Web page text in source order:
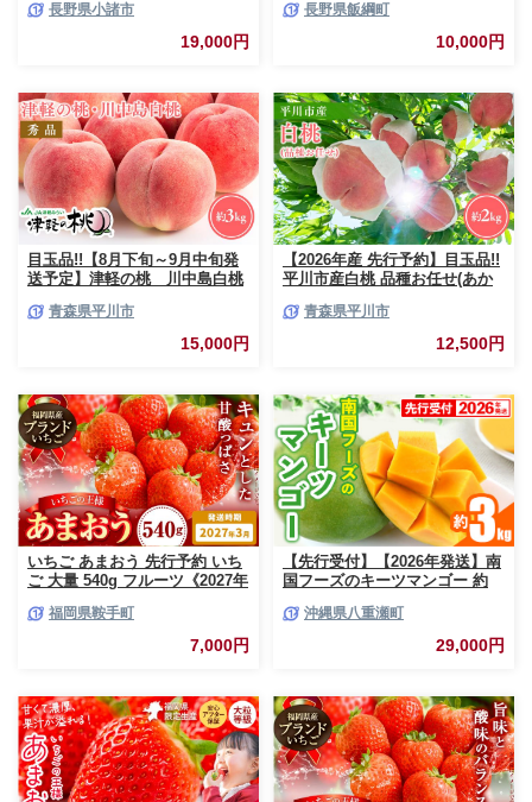
フルーツ 果物 甘い おいしい 林
長野県小諸市
19,000円
頃から2026年10月上旬頃まで順
次発送予定 令和8年度出荷分 長
長野県飯綱町
10,000円
目玉品!!【8月下旬～9月中旬発
送予定】津軽の桃 川中島白桃
青森県平川市
15,000円
【2026年産 先行予約】目玉品!!
平川市産白桃 品種お任せ(あか
8玉)【今井農園】[hi-0064-003]
青森県平川市
12,500円
いちご あまおう 先行予約 いち
ご 大量 540g フルーツ《2027年
だもの 果物 福岡県 鞍手町【配
福岡県鞍手町
7,000円
【先行受付】【2026年発送】南
国フーズのキーツマンゴー 約
南国フルーツ 旬の味覚 沖縄県
産 国産マンゴー 希少種 オスス
沖縄県八重瀬町
29,000円